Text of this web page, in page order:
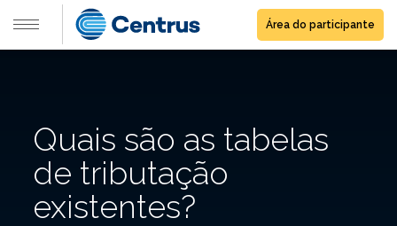
Área do participante
Quais são as tabelas
de tributação
existentes?